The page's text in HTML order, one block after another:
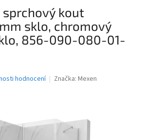
sprchový kout
sklo, chromový
856-090-080-01-
hodnocení Značka: Mexen